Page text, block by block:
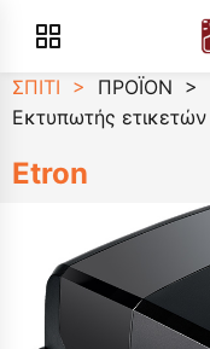
ΣΠΙΤΙ > ΠΡΟΪΟΝ >
Εκτυπωτής
Etron